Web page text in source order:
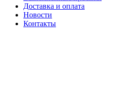
Доставка и оплата
Новости
Контакты